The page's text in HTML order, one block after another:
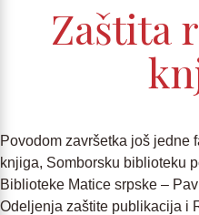
Zaštita
Povodom završetka još jedne
knjiga, Somborsku biblioteku
Biblioteke Matice srpske –
Odelјenja zaštite publikacija i